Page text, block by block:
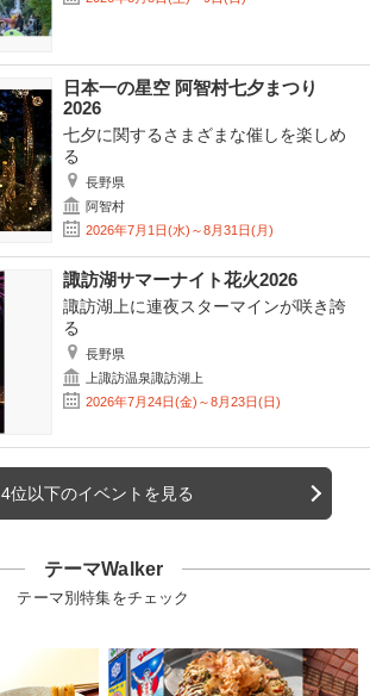
日本一の星空 阿智村七夕まつり
2026
七夕に関するさまざまな催しを楽しめ
る
長野県
阿智村
2026年7月1日(水)～8月31日(月)
諏訪湖サマーナイト花火2026
諏訪湖上に連夜スターマインが咲き誇
る
長野県
上諏訪温泉諏訪湖上
2026年7月24日(金)～8月23日(日)
4位以下のイベントを見る
テーマWalker
テーマ別特集をチェック